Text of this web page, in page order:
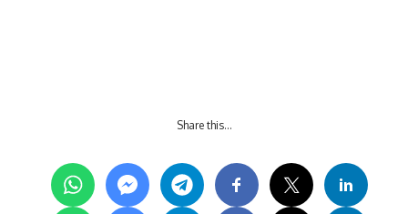
Share this…